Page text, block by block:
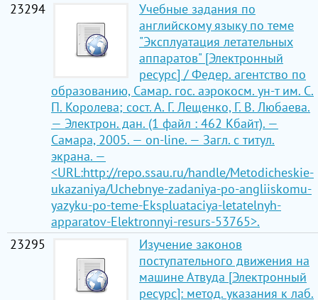
23294
Учебные задания по
английскому языку по теме
"Эксплуатация летательных
аппаратов" [Электронный
ресурс] / Федер. агентство по
образованию, Самар. гос. аэрокосм. ун-т им. С.
П. Королева; сост. А. Г. Лещенко, Г. В. Любаева.
— Электрон. дан. (1 файл : 462 Кбайт). —
Самара, 2005. — on-line. — Загл. с титул.
экрана. —
<URL:http://repo.ssau.ru/handle/Metodicheskie-
ukazaniya/Uchebnye-zadaniya-po-angliiskomu-
yazyku-po-teme-Ekspluataciya-letatelnyh-
apparatov-Elektronnyi-resurs-53765>.
23295
Изучение законов
поступательного движения на
машине Атвуда [Электронный
ресурс]: метод. указания к лаб.